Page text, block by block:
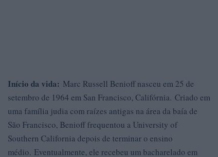
Início da vida: Marc Russell Benioff nasceu em 25 de
setembro de 1964 em San Francisco, Califórnia. Criado em
uma família judia com raízes antigas na área da baía de
São Francisco, Benioff frequentou a University of
Southern California depois de terminar o ensino
médio. Eventualmente, ele recebeu um bacharelado em